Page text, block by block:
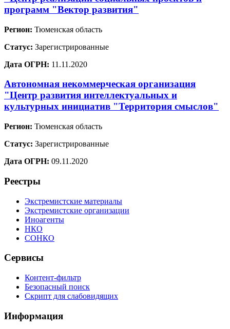
программ "Вектор развития"
Регион: Тюменская область
Статус: Зарегистрированные
Дата ОГРН: 11.11.2020
Автономная некоммерческая организация
"Центр развития интеллектуальных и
культурных инициатив "Территория смыслов"
Регион: Тюменская область
Статус: Зарегистрированные
Дата ОГРН: 09.11.2020
Реестры
Экстремистские материалы
Экстремистские организации
Иноагенты
НКО
СОНКО
Сервисы
Контент-фильтр
Безопасный поиск
Скрипт для слабовидящих
Информация